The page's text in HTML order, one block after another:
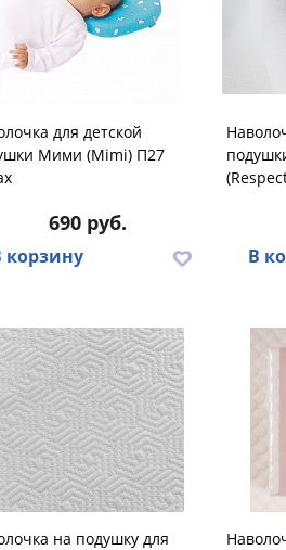
для детской
Мими (Mimi) П27
690 руб.
корзину В
на подушку для